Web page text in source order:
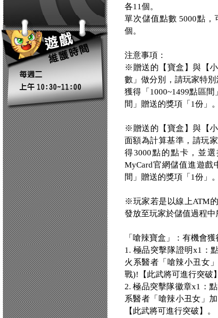
各11個。
單次儲值點數 5000點
個。
注意事項：
※贈送的【寶盒】與【
數」做分別，請玩家特
獲得「1000~1499點區
間」贈送的獎項「1份」
※贈送的【寶盒】與【
面額為計算基準，請玩
得3000點的點卡，並
MyCard官網儲值進遊戲
間」贈送的獎項「1份」
※玩家若是以線上ATM
發放至玩家於儲值過程
「嗆辣寶盒」：有機會
1. 極品突擊隊證明x1：
火系醫者「嗆辣小丑女
戰)!【此武將可進行突破
2. 極品突擊隊徽章x1：
系醫者「嗆辣小丑女」
【此武將可進行突破】。